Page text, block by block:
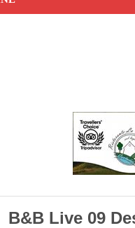
B&B Live 09